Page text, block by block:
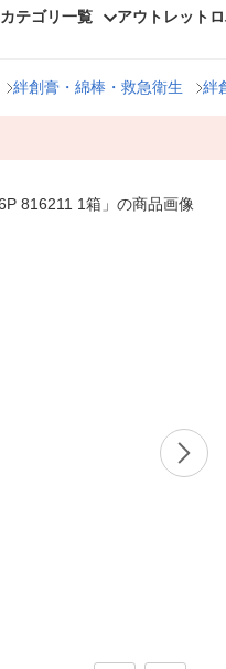
カテゴリ一覧 アウトレット
絆創膏・綿棒・救急衛生 絆